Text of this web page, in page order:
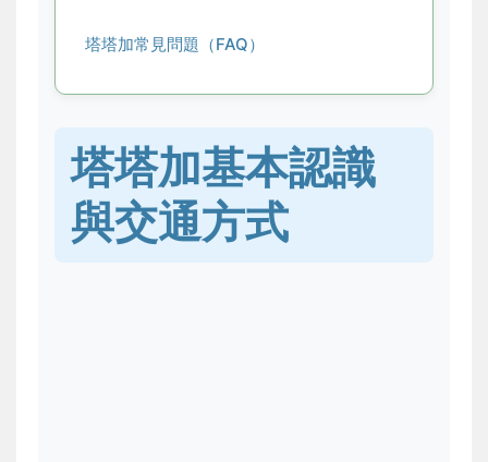
塔塔加常見問題（FAQ）
塔塔加基本認識
與交通方式